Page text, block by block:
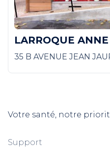
LARROQUE ANNE
35 B AVENUE JEAN
Votre santé, notre
Support